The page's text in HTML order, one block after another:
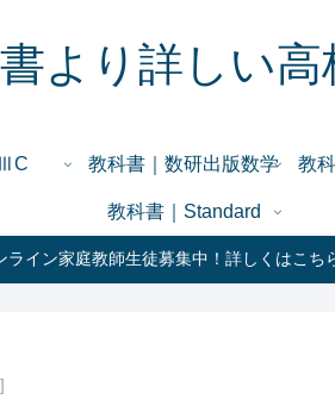
より詳しい高
教科書｜数研出版数学 教
教科書｜Standard
ライン家庭教師生徒募集中！詳しくはこち